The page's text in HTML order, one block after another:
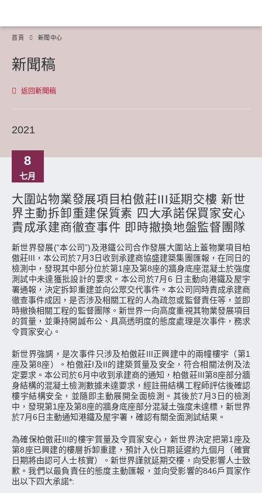
首頁 新聞中心
新聞稿
返回新聞稿
2021
8
七月
大圍站物業發展項目柏傲莊III延期交樓 新世
界主動拆卸重建保質素 四大承諾保買家安心
責成承建商徹查事件 即時撤換地盤監督團隊
新世界發展(“本公司”)及港鐵公司合作發展大圍站上蓋物業項目柏
傲莊III，本公司於7月3日收到承建商協盛建築集團匯報，在同日的
檢測中，發現其中部分位於第1座及第8座的牆身底座混凝土於強度
測試中未達獲批設計的要求。本公司於7月6 日主動向港鐵及屋宇
署通報，決定拆卸重建並向公眾交代事件。本公司同時責成承建商
徹查事件成因，是否涉及相關工程的人為疏忽或監督責任等，並即
時撤換相關工程的監督團隊。新世界一向高度重視其物業發展項目
的質量，並秉持開誠布公、具高透明度的態度處理是次事件，務求
令買家安心。
新世界強調，是次事件只涉及柏傲莊III正興建中的兩幢樓宇（第1
座及第8座）。柏傲莊I及II的建築質量及安全，符合相關法例及法
定要求。本公司於6月中收到承建商的通知，柏傲莊III第8座部分牆
身結構的混凝土檢測數據未達要求，經註冊結構工程師評估後確認
樓宇結構安全，並隨即主動展開全面檢測。其後於7月3日的檢測
中，發現第1座及第8座的牆身底座部分混凝土強度未達標，新世界
於7月6日主動通知港鐵及屋宇署，確認有關全面測試結果。
為確保柏傲莊III的樓宇質量及令買家安心，新世界決定把第1座及
第8座已興建的樓層拆卸重建，預計入伙日期延遲約九個月（確實
日期將由認可人士核實）。新世界謹就延期交樓，向受影響人士致
歉。我們以最負責任的態度主動匯報，並向受影響的846戶買家作
出以下四大承諾*: